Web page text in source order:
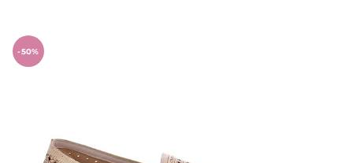
-50%